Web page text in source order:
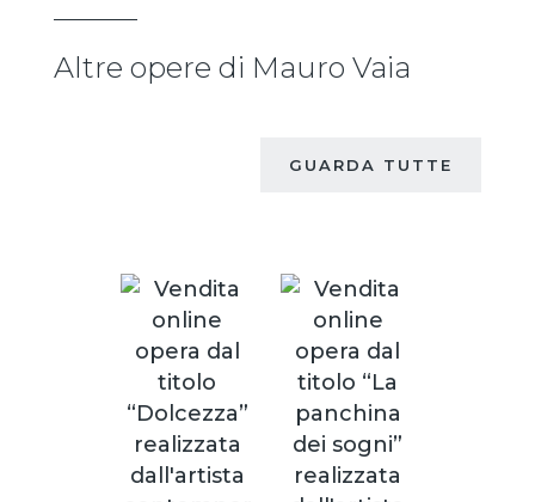
Altre opere di Mauro Vaia
GUARDA TUTTE